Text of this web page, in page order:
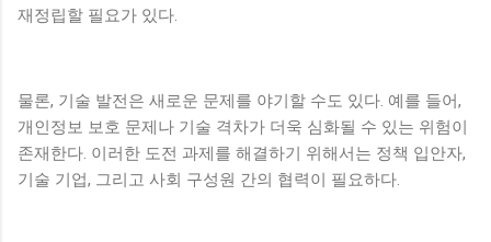
재정립할 필요가 있다.
물론, 기술 발전은 새로운 문제를 야기할 수도 있다. 예를 들어,
개인정보 보호 문제나 기술 격차가 더욱 심화될 수 있는 위험이
존재한다. 이러한 도전 과제를 해결하기 위해서는 정책 입안자,
기술 기업, 그리고 사회 구성원 간의 협력이 필요하다.